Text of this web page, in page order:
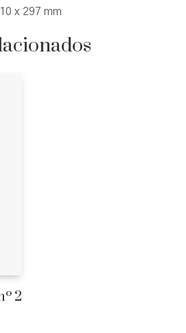
x 297 mm
2